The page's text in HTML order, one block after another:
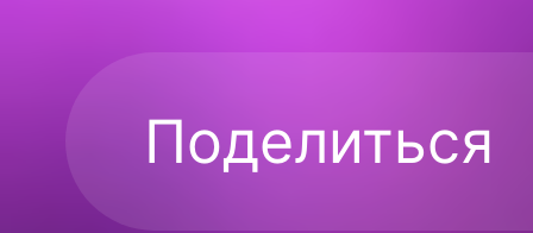
Поделиться